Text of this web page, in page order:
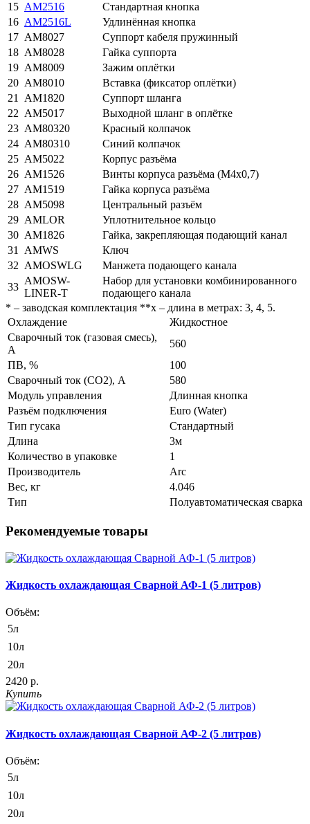
15 AM2516
Стандартная кнопка
16 AM2516L
Удлинённая кнопка
17 AM8027
Суппорт кабеля пружинный
18 AM8028
Гайка суппорта
19 AM8009
Зажим оплётки
20 АМ8010
Вставка (фиксатор оплётки)
21 AM1820
Суппорт шланга
22 AM5017
Выходной шланг в оплётке
23 AM80320
Красный колпачок
24 AM80310
Синий колпачок
25 AM5022
Корпус разъёма
26 AM1526
Винты корпуса разъёма (М4х0,7)
27 AM1519
Гайка корпуса разъёма
28 AM5098
Центральный разъём
29 AMLOR
Уплотнительное кольцо
30 AM1826
Гайка, закрепляющая подающий канал
31 AMWS
Ключ
32 AMOSWLG
Манжета подающего канала
33
AMOSW-
LINER-T
Набор для установки комбинированного
подающего канала
* – заводская комплектация **х – длина в метрах: 3, 4, 5.
Охлаждение
Жидкостное
Сварочный ток (газовая смесь),
A
560
ПВ, %
100
Сварочный ток (СО2), A
580
Модуль управления
Длинная кнопка
Разъём подключения
Euro (Water)
Тип гусака
Стандартный
Длина
3м
Количество в упаковке
1
Производитель
Arc
Вес, кг
4.046
Тип
Полуавтоматическая сварка
Рекомендуемые товары
Жидкость охлаждающая Сварной АФ-1 (5 литров)
Объём:
5л
10л
20л
2420 р.
Купить
Жидкость охлаждающая Сварной АФ-2 (5 литров)
Объём:
5л
10л
20л